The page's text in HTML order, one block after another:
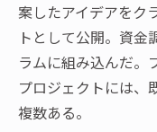
案したアイデアをク
トとして公開。資金
ラムに組み込んだ。
プロジェクトには、
複数ある。